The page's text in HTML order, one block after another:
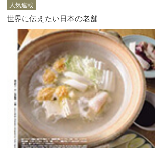
人気連載
世界に伝えたい日本の老舗